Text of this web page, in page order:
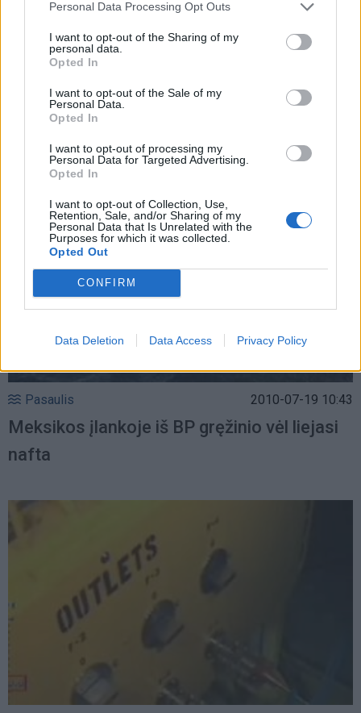
Personal Data Processing Opt Outs
I want to opt-out of the Sharing of my
personal data.
Opted In
I want to opt-out of the Sale of my
Personal Data.
Opted In
I want to opt-out of processing my
Personal Data for Targeted Advertising.
Opted In
I want to opt-out of Collection, Use,
Retention, Sale, and/or Sharing of my
Personal Data that Is Unrelated with the
Purposes for which it was collected.
Opted Out
CONFIRM
Data Deletion Data Access Privacy Policy
Pasaulis
BP teigia sėkmingai užpylusi gręžinį
Meksikos įlankoje
Pasaulis 2010-07-19 10:43
Meksikos įlankoje iš BP gręžinio vėl liejasi
nafta